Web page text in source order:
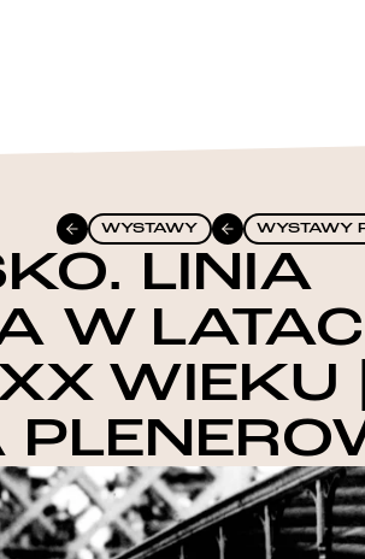
WYSTAWY WYSTAWY
LINIA
W
WIEKU |